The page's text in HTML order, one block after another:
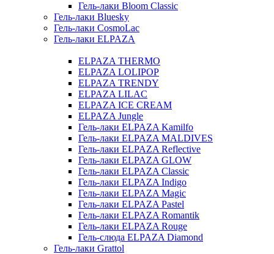
Гель-лаки Bloom Classic
Гель-лаки Bluesky
Гель-лаки CosmoLac
Гель-лаки ELPAZA
ELPAZA THERMO
ELPAZA LOLIPOP
ELPAZA TRENDY
ELPAZA LILAC
ELPAZA IСE CREAM
ELPAZA Jungle
Гель-лаки ELPAZA Kamilfo
Гель-лаки ELPAZA MALDIVES
Гель-лаки ELPAZA Reflective
Гель-лаки ELPAZA GLOW
Гель-лаки ELPAZA Classic
Гель-лаки ELPAZA Indigo
Гель-лаки ELPAZA Magic
Гель-лаки ELPAZA Pastel
Гель-лаки ELPAZA Romantik
Гель-лаки ELPAZA Rouge
Гель-слюда ELPAZA Diamond
Гель-лаки Grattol